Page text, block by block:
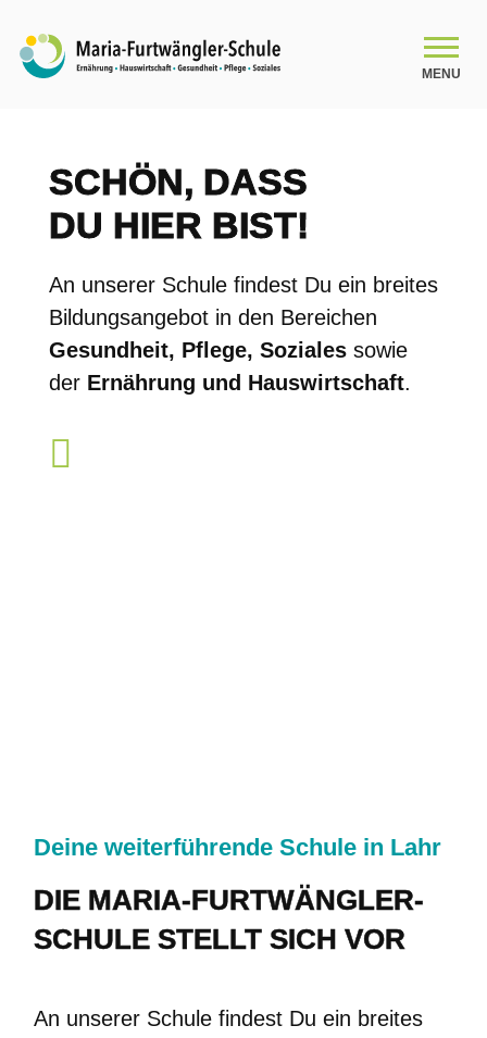
SCHULLEBEN
BILDUNGSANGEBOT
KOOPERATIONEN
MENU
SCHÖN, DASS
DU HIER BIST!
An unserer Schule findest Du ein breites
Bildungsangebot in den Bereichen
Gesundheit, Pflege, Sozialessowie
der Ernährung und Hauswirtschaft.
Deine weiterführende Schule in Lahr
DIE MARIA-FURTWÄNGLER-
SCHULE STELLT SICH VOR
An unserer Schule findest Du ein breites